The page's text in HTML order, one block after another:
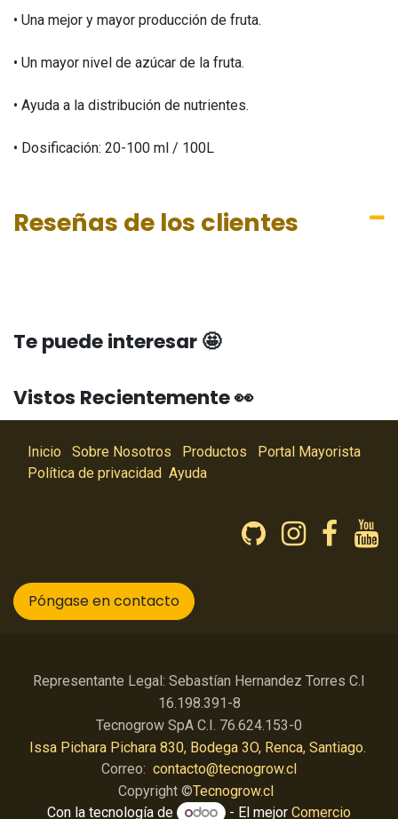
• Una mejor y mayor producción de fruta.
• Un mayor nivel de azúcar de la fruta.
• Ayuda a la distribución de nutrientes.
• Dosificación: 20-100 ml / 100L
Reseñas de los clientes
Te puede interesar 🤩
Vistos Recientemente 👀
Inicio Sobre Nosotros Productos
Portal Mayorista
Política de privacidad Ayuda
Póngase en contacto
Representante Legal: Sebastían Hernandez Torres C.I
16.198.391-8
Tecnogrow SpA C.I. 76.624.153-0
Issa Pichara Pichara 830, Bodega 3O, Renca, Santiago.
Correo: contacto@tecnogrow.cl
Copyright ©Tecnogrow.cl
Con la tecnología de
- El mejor Comercio